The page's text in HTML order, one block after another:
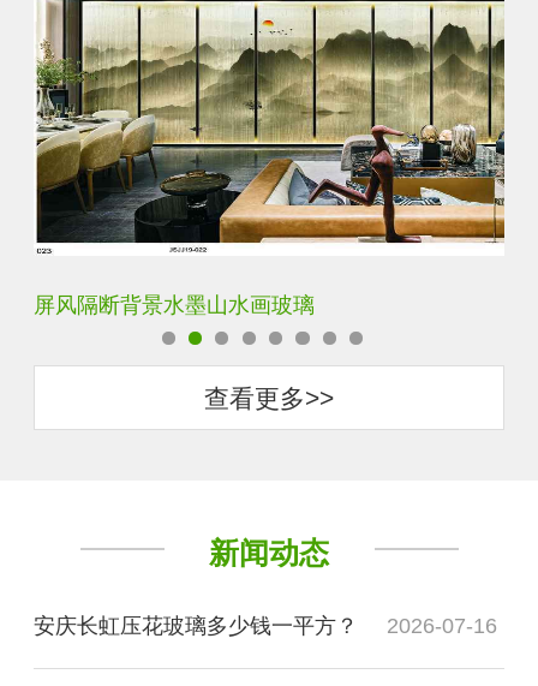
屏风隔断背景水墨山水画玻璃
查看更多>>
新闻动态
安庆长虹压花玻璃多少钱一平方？ 2026-07-16